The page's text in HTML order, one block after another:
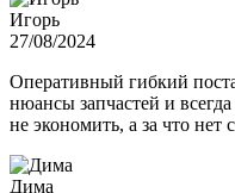
Игорь
27/08/2024
Оперативный гибкий
нюансы запчастей и
не экономить, а за что
Дима